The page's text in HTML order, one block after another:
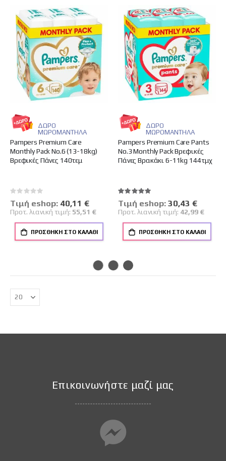
Pampers Premium Care
Monthly Pack No.6 (13-18kg)
Βρεφικές Πάνες 140τεμ
ΔΩΡΟ
ΜΩΡΟΜΑΝΤΗΛΑ
Rating:
0%
Tιμή eshop: Ειδική
Τιμή
40,11 €
Προτ. λιανική τιμή: 55,51 €
ΠΡΟΣΘΉΚΗ ΣΤΟ ΚΑΛΆΘΙ
Pampers Premium Care Pants
No.3 Monthly Pack Βρεφικές
Πάνες Βρακάκι 6-11kg 144τμχ
ΔΩΡΟ
ΜΩΡΟΜΑΝΤΗΛΑ
Βαθμολογία:
100%
Tιμή eshop: Ειδική
Τιμή
30,43 €
Προτ. λιανική τιμή: 42,99 €
ΠΡΟΣΘΉΚΗ ΣΤΟ ΚΑΛΆΘΙ
Επικοινωνήστε μαζί μας